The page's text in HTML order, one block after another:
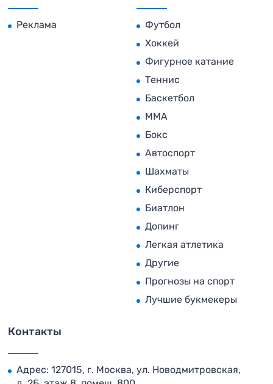
Реклама
Футбол
Хоккей
Фигурное катание
Теннис
Баскетбол
MMA
Бокс
Автоспорт
Шахматы
Киберспорт
Биатлон
Допинг
Легкая атлетика
Другие
Прогнозы на спорт
Лучшие букмекеры
Контакты
Адрес: 127015, г. Москва, ул. Новодмитровская,